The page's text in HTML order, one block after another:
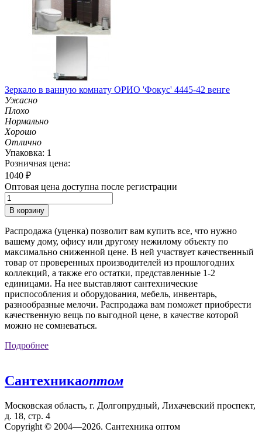
Зеркало в ванную комнату ОРИО 'Фокус' 4445-42 венге
Ужасно
Плохо
Нормально
Хорошо
Отлично
Упаковка: 1
Розничная цена:
1040 ₽
Оптовая цена доступна после регистрации
В корзину
Распродажа (уценка) позволит вам купить все, что нужно
вашему дому, офису или другому нежилому объекту по
максимально сниженной цене. В ней участвует качественный
товар от проверенных производителей из прошлогодних
коллекций, а также его остатки, представленные 1-2
единицами. На нее выставляют сантехнические
приспособления и оборудования, мебель, инвентарь,
разнообразные мелочи. Распродажа вам поможет приобрести
качественную вещь по выгодной цене, в качестве которой
можно не сомневаться.
Подробнее
Сантехникаоптом
Московская область, г. Долгопрудный, Лихачевский проспект,
д. 18, стр. 4
Copyright © 2004—2026. Сантехника оптом